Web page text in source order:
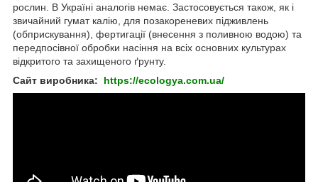
рослин. В Україні аналогів немає. Застосовується також, як і
звичайний гумат калію, для позакореневих підживлень
(обприскування), фертигації (внесення з поливною водою) та
передпосівної обробки насіння на всіх основних культурах
відкритого та захищеного ґрунту.
Сайт виробника: https://ecologya.com.ua/